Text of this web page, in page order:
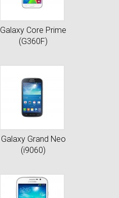
Galaxy Core Prime
(G360F)
Galaxy Grand Neo
(i9060)